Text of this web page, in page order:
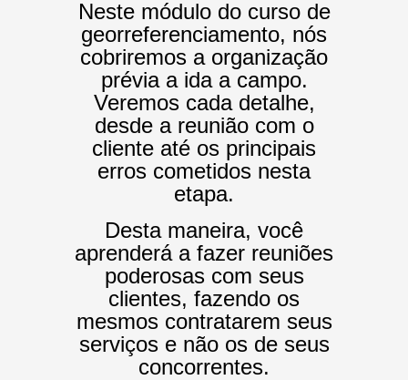
Neste módulo do curso de
georreferenciamento, nós
cobriremos a organização
prévia a ida a campo.
Veremos cada detalhe,
desde a reunião com o
cliente até os principais
erros cometidos nesta
etapa.
Desta maneira, você
aprenderá a fazer reuniões
poderosas com seus
clientes, fazendo os
mesmos contratarem seus
serviços e não os de seus
concorrentes.